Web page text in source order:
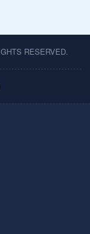
RESERVED.